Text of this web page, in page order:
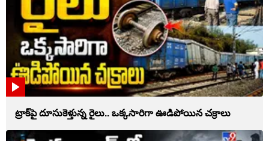
ట్రాక్‌పై దూసుకెళ్తున్న రైలు.. ఒక్కసారిగా ఊడిపోయిన చక్రాలు